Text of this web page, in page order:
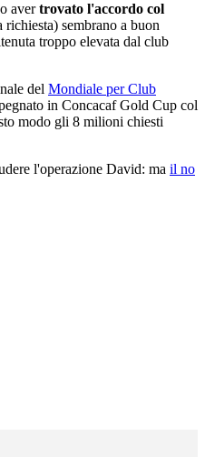
avertrovato l'accordo col
sembrano a buon
troppo elevata dal club
del Mondiale per Club
in Concacaf Gold Cup col
modo gli 8 milioni chiesti
l'operazione David: ma il no